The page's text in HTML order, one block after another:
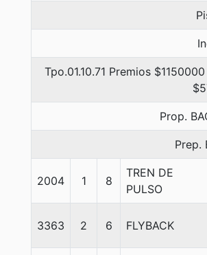
Tpo.01.10.71 Premios
Prop.
Prep.
2004 1 8
TREN DE
PULSO
3363 2 6 FLYBACK